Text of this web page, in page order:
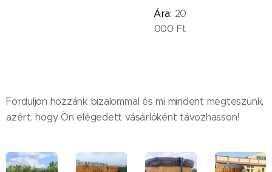
Ára: 20
000 Ft
Forduljon hozzánk bizalommal és mi mindent megteszünk,
azért, hogy Ön elégedett vásárlóként távozhasson!